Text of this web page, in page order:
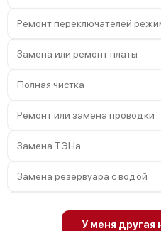
Ремонт переключателей
Замена или ремонт платы
Полная чистка
Ремонт или замена проводки
Замена ТЭНа
Замена резервуара с водой
У меня другая